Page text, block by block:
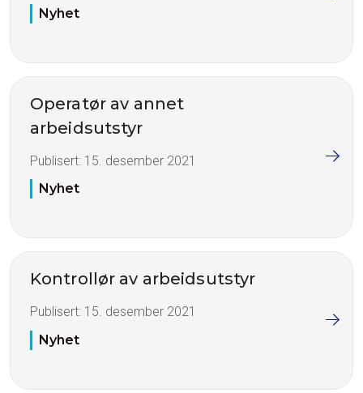
Nyhet
Operatør av annet
arbeidsutstyr
Publisert: 15. desember 2021
Nyhet
Kontrollør av arbeidsutstyr
Publisert: 15. desember 2021
Nyhet